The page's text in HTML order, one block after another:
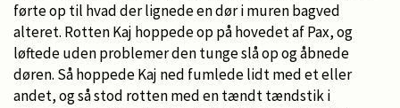
førte op til hvad der lignede en dør i muren bagved
alteret. Rotten Kaj hoppede op på hovedet af Pax, og
løftede uden problemer den tunge slå op og åbnede
døren. Så hoppede Kaj ned fumlede lidt med et eller
andet, og så stod rotten med en tændt tændstik i